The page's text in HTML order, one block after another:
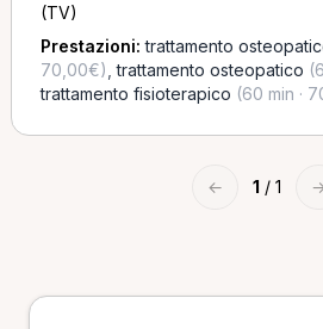
(TV)
Prestazioni:trattamento
70,00€) ,trattamento osteopatico
trattamento fisioterapico (60 min ·
← 1 / 1